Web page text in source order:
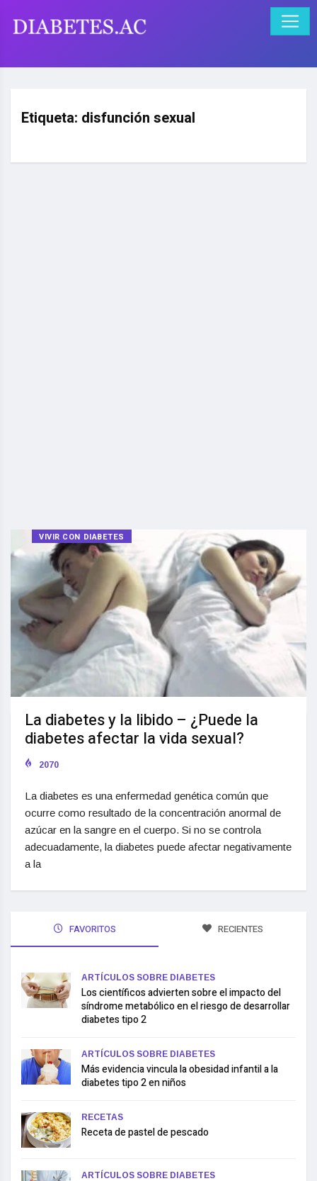
Etiqueta: disfunción sexual
VIVIR CON DIABETES
La diabetes y la libido – ¿Puede la
diabetes afectar la vida sexual?
2070
La diabetes es una enfermedad genética común que
ocurre como resultado de la concentración anormal de
azúcar en la sangre en el cuerpo. Si no se controla
adecuadamente, la diabetes puede afectar negativamente
a la
FAVORITOS RECIENTES
ARTÍCULOS SOBRE DIABETES
Los científicos advierten sobre el impacto del
síndrome metabólico en el riesgo de desarrollar
diabetes tipo 2
ARTÍCULOS SOBRE DIABETES
Más evidencia vincula la obesidad infantil a la
diabetes tipo 2 en niños
RECETAS
Receta de pastel de pescado
ARTÍCULOS SOBRE DIABETES